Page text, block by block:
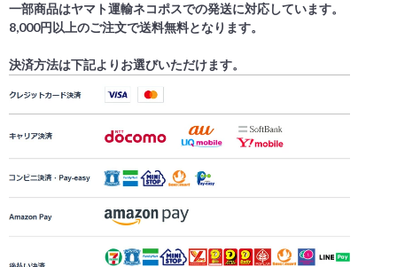
一部商品はヤマト運輸ネコポスでの発送に対応しています。
8,000円以上のご注文で送料無料となります。
決済方法は下記よりお選びいただけます。